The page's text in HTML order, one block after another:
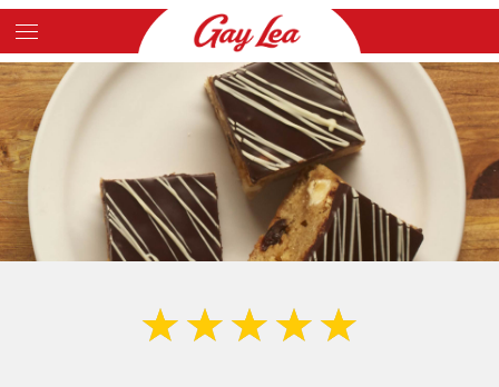
Skip
to
main
content
Main
Content